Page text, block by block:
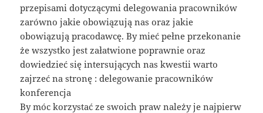
przepisami dotyczącymi delegowania pracowników
zarówno jakie obowiązują nas oraz jakie
obowiązują pracodawcę. By mieć pełne przekonanie
że wszystko jest załatwione poprawnie oraz
dowiedzieć się intersujących nas kwestii warto
zajrzeć na stronę : delegowanie pracowników
konferencja
By móc korzystać ze swoich praw należy je najpierw